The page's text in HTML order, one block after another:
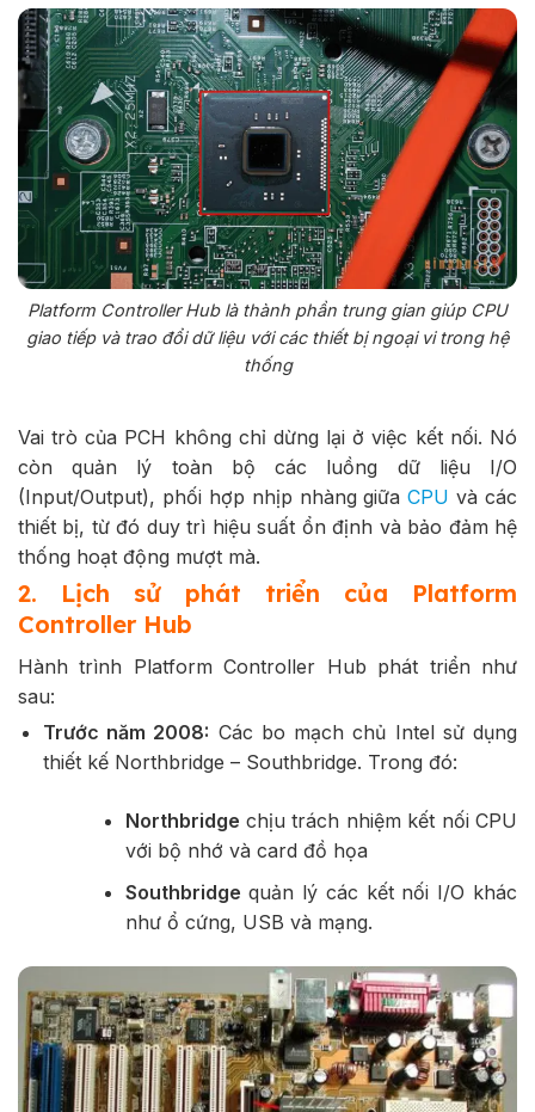
Platform Controller Hub là thành phần trung gian giúp CPU
giao tiếp và trao đổi dữ liệu với các thiết bị ngoại vi trong hệ
thống
Vai trò của PCH không chỉ dừng lại ở việc kết nối. Nó
còn quản lý toàn bộ các luồng dữ liệu I/O
(Input/Output), phối hợp nhịp nhàng giữaCPU và các
thiết bị, từ đó duy trì hiệu suất ổn định và bảo đảm hệ
thống hoạt động mượt mà.
2. Lịch sử phát triển của Platform
Controller Hub
Hành trình Platform Controller Hub phát triển như
sau:
Trước năm 2008: Các bo mạch chủ Intel sử dụng
thiết kế Northbridge – Southbridge. Trong đó:
Northbridge chịu trách nhiệm kết nối CPU
với bộ nhớ và card đồ họa
Southbridge quản lý các kết nối I/O khác
như ổ cứng, USB và mạng.